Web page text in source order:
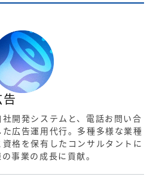
開発システムと、電話お問い合
広告運用代行。多種多様な業種
格を保有したコンサルタントに
事業の成長に貢献。